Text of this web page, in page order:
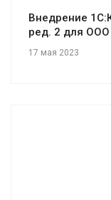
Внедрение
ред. 2 для
17 мая 2023